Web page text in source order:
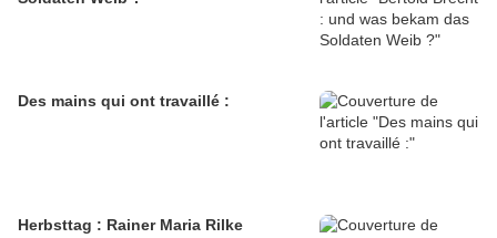
Des mains qui ont travaillé :
Herbsttag : Rainer Maria Rilke